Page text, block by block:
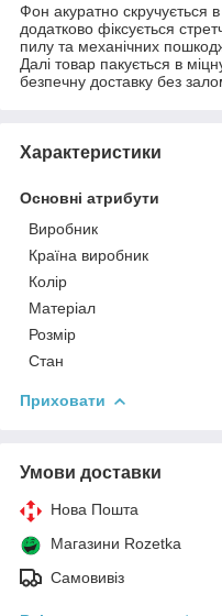
Фон акуратно скручується
додатково фіксується
пилу та механічних
Далі товар пакується в
безпечну доставку без
Характеристики
Основні атрибути
Виробник
Країна виробник
Колір
Матеріал
Розмір
Стан
Приховати
Умови доставки
Нова Пошта
Магазини Rozetka
Самовивіз